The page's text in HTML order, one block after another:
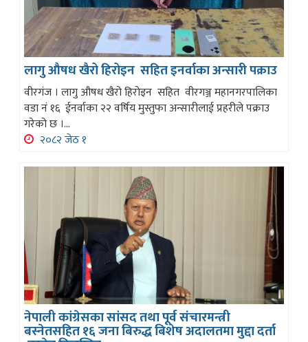
लागु औषध खैरो हिरोइन सहित इनर्वाका अन्सारी पक्राउ
वीरगंज । लागु औषध खैरो हिरोइन सहित वीरगञ्ज महानगरपालिका
वडा नं १६ ईनर्वाका २२ वर्षिय मुस्तुफा अन्सारीलाई प्रहरीले पक्राउ
गरेको छ ।...
२०८२ जेठ १
नेपाली कांग्रेसका सांसद तथा पूर्व संचारमन्त्री
बस्नेतसहित १६ जना बिरुद्ध बिशेष अदालतमा मुद्दा दर्ता